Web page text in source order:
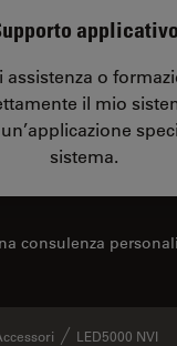
applicativo
o
il mio
sistema.
consulenza
LED5000 NVI